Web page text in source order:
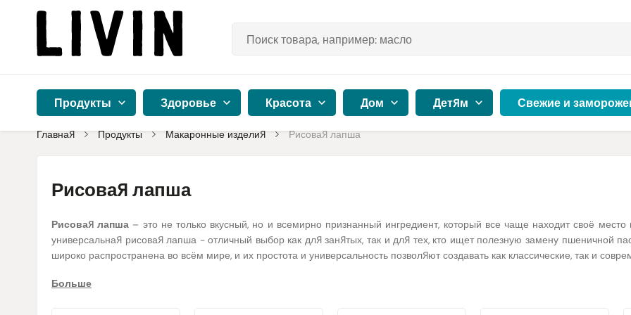
Продукты Здоровье Красота Дом Детям Свежие и
Главная Продукты Макаронные изделия Рисовая лапша
Рисовая лапша
Рисовая лапша – это не только вкусный, но и всемирно признанный ингредиент, который все чаще находит своё
универсальная рисовая лапша - отличный выбор как для занятых, так и для тех, кто ищет полезную замену пшеничной
широко распространена во всём мире, и их простота и универсальность позволяют создавать как классические, так и
Рисовая лапша всё больше ценится не только за свой вкус, но и за питательный состав и универсальность. Она делается
Больше